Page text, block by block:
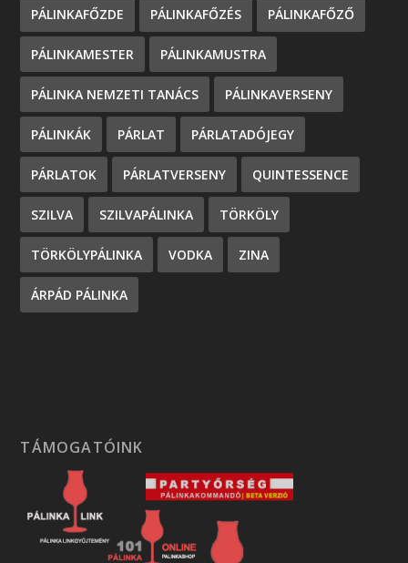
PÁLINKAFŐZDE PÁLINKAFŐZÉS PÁLINKAFŐZŐ
PÁLINKAMESTER PÁLINKAMUSTRA
PÁLINKA NEMZETI TANÁCS PÁLINKAVERSENY
PÁLINKÁK PÁRLAT PÁRLATADÓJEGY
PÁRLATOK PÁRLATVERSENY QUINTESSENCE
SZILVA SZILVAPÁLINKA TÖRKÖLY
TÖRKÖLYPÁLINKA VODKA ZINA
ÁRPÁD PÁLINKA
TÁMOGATÓINK